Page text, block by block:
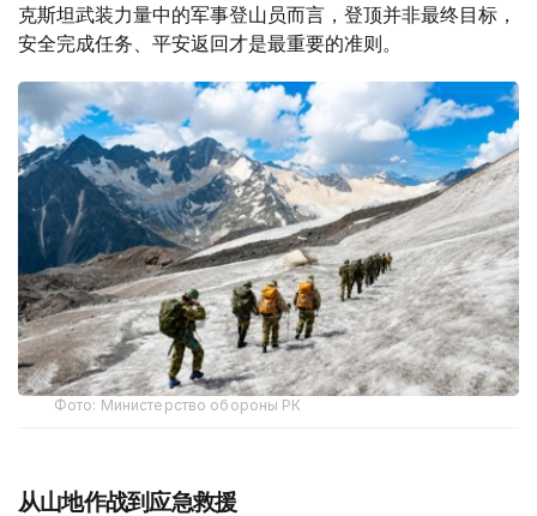
克斯坦武装力量中的军事登山员而言，登顶并非最终目标，
安全完成任务、平安返回才是最重要的准则。
Фото: Министерство обороны РК
从山地作战到应急救援